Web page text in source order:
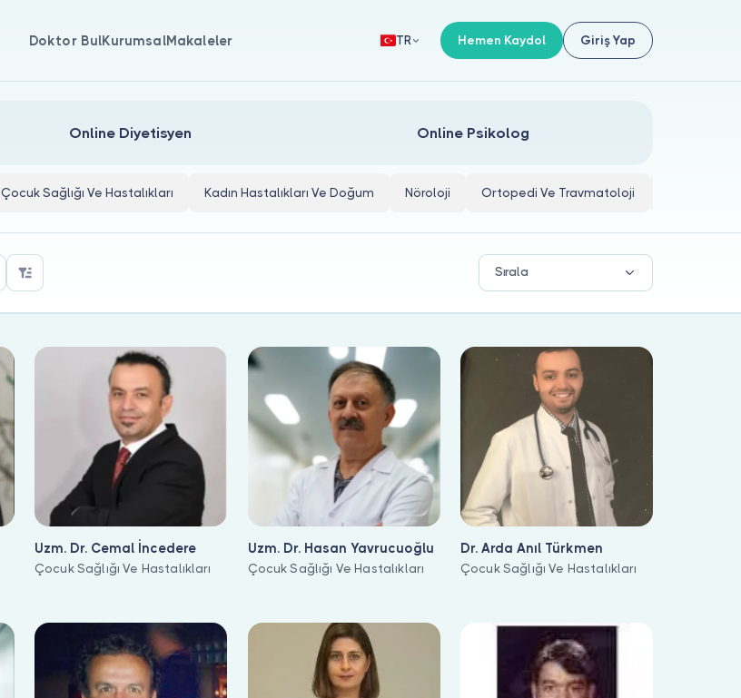
Doktor BulKurumsalMakaleler TR Hemen Kaydol Giriş Yap
Online Diyetisyen Online Psikolog
Çocuk Sağlığı Ve Hastalıkları Kadın Hastalıkları Ve Doğum Nöroloji Ortopedi Ve Travmatoloji
Sırala
Uzm. Dr. Cemal İncedere
Çocuk Sağlığı Ve Hastalıkları
Uzm. Dr. Hasan Yavrucuoğlu
Çocuk Sağlığı Ve Hastalıkları
Dr. Arda Anıl Türkmen
Çocuk Sağlığı Ve Hastalıkları